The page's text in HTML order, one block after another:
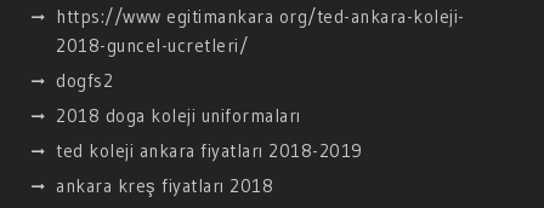
https://www egitimankara org/ted-ankara-koleji-
2018-guncel-ucretleri/
dogfs2
2018 doga koleji uniformaları
ted koleji ankara fiyatları 2018-2019
ankara kreş fiyatları 2018